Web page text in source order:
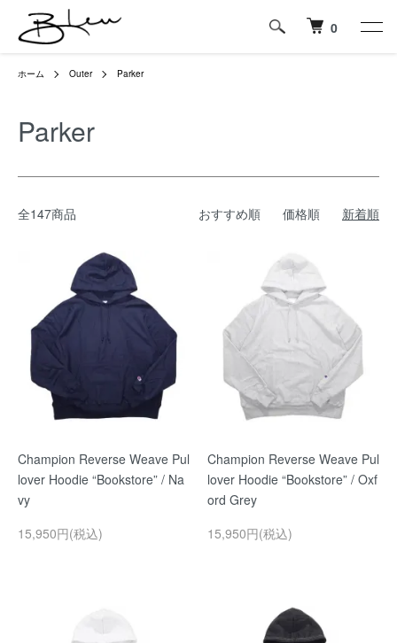
0
ホーム Outer Parker
Parker
全147商品 おすすめ順 価格順 新着順
Champion Reverse Weave Pul
lover Hoodie “Bookstore” / Na
vy
15,950円(税込)
Champion Reverse Weave Pul
lover Hoodie “Bookstore” / Oxf
ord Grey
15,950円(税込)